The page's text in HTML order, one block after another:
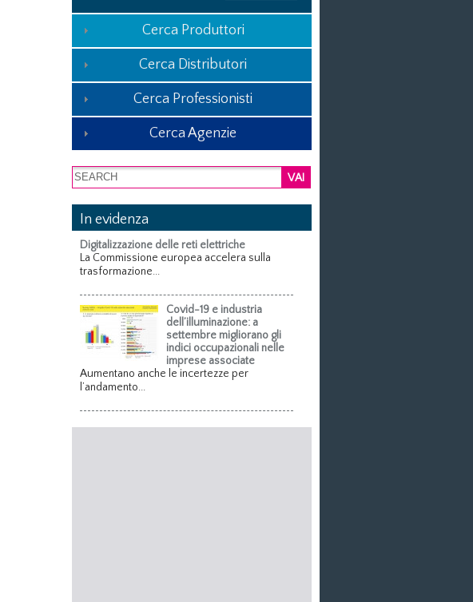
Cerca Produttori
Cerca Distributori
Cerca Professionisti
Cerca Agenzie
VAI
In evidenza
Digitalizzazione delle reti elettriche
La Commissione europea accelera sulla
trasformazione...
Covid-19 e industria
dell’illuminazione: a
settembre migliorano gli
indici occupazionali nelle
imprese associate
Aumentano anche le incertezze per
l’andamento...